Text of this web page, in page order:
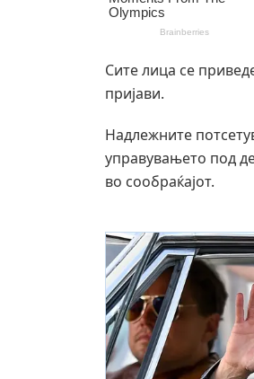
Сите лица се
пријави.
Надлежните
управувањето под
во сообраќајот.